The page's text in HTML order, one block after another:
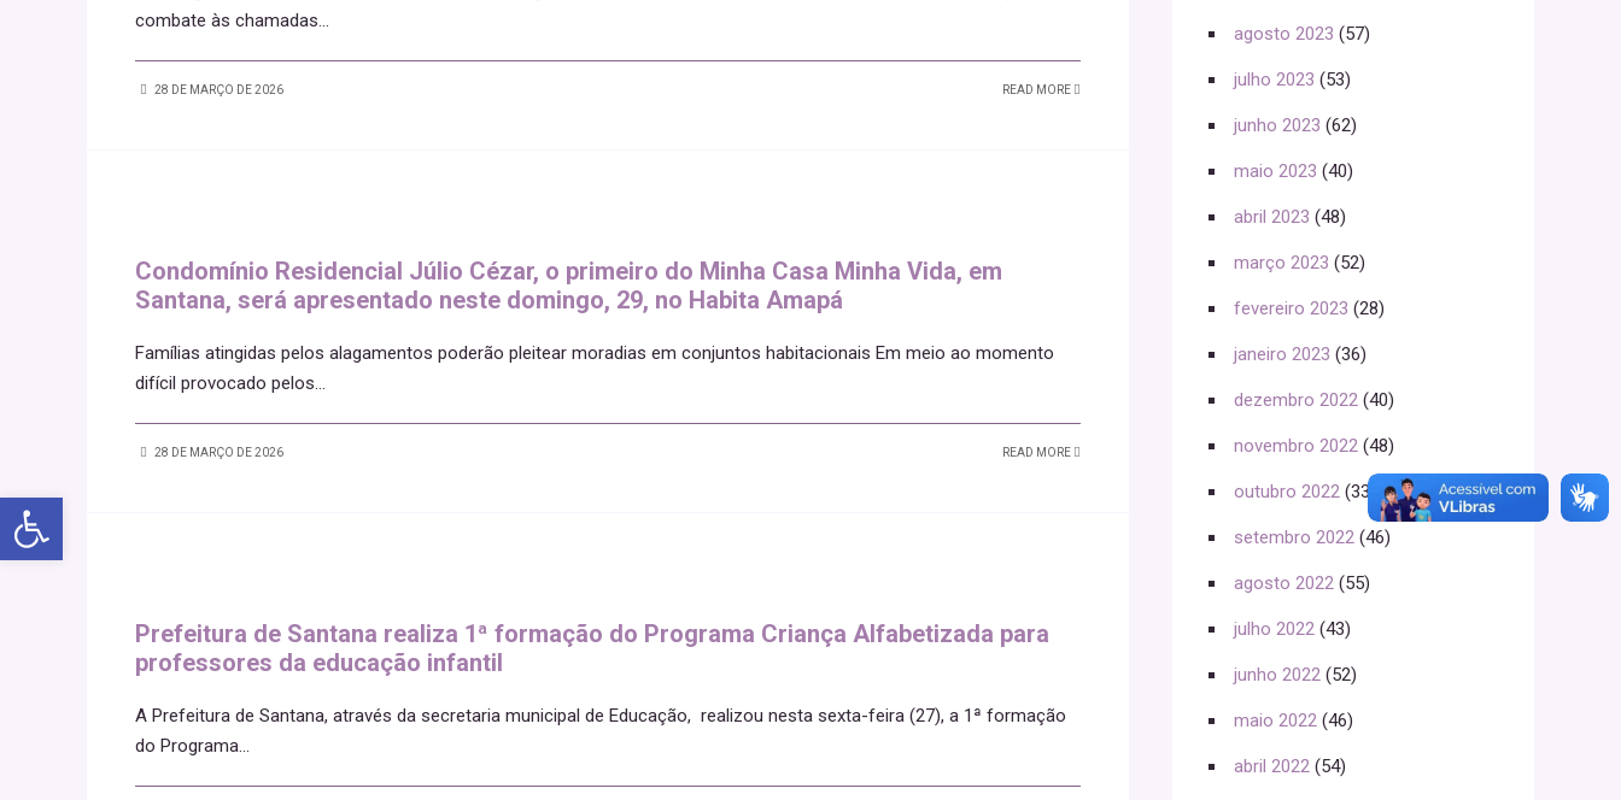
Abrir a barra de ferramentas
combate às chamadas...
28 DE MARÇO DE 2026 READ MORE
Condomínio Residencial Júlio Cézar, o primeiro do Minha Casa Minha Vida, em
Santana, será apresentado neste domingo, 29, no Habita Amapá
Famílias atingidas pelos alagamentos poderão pleitear moradias em conjuntos habitacionais Em meio ao momento
difícil provocado pelos...
28 DE MARÇO DE 2026 READ MORE
Prefeitura de Santana realiza 1ª formação do Programa Criança Alfabetizada para
professores da educação infantil
A Prefeitura de Santana, através da secretaria municipal de Educação, realizou nesta sexta-feira (27), a 1ª formação
do Programa...
agosto 2023 (57)
julho 2023 (53)
junho 2023 (62)
maio 2023 (40)
abril 2023 (48)
março 2023 (52)
fevereiro 2023 (28)
janeiro 2023 (36)
dezembro 2022 (40)
novembro 2022 (48)
outubro 2022 (33)
setembro 2022 (46)
agosto 2022 (55)
julho 2022 (43)
junho 2022 (52)
maio 2022 (46)
abril 2022 (54)